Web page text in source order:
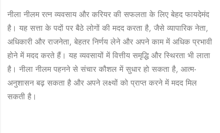
नीला नीलम रत्न व्यवसाय और करियर की सफलता के लिए बेहद फायदेमंद
है। यह सत्ता के पदों पर बैठे लोगों की मदद करता है, जैसे व्यापारिक नेता,
अधिकारी और राजनेता, बेहतर निर्णय लेने और अपने काम में अधिक प्रभावी
होने में मदद करते हैं। यह व्यवसायों में वित्तीय समृद्धि और स्थिरता भी लाता
है। नीला नीलम पहनने से संचार कौशल में सुधार हो सकता है, आत्म-
अनुशासन बढ़ सकता है और अपने लक्ष्यों को प्राप्त करने में मदद मिल
सकती है।